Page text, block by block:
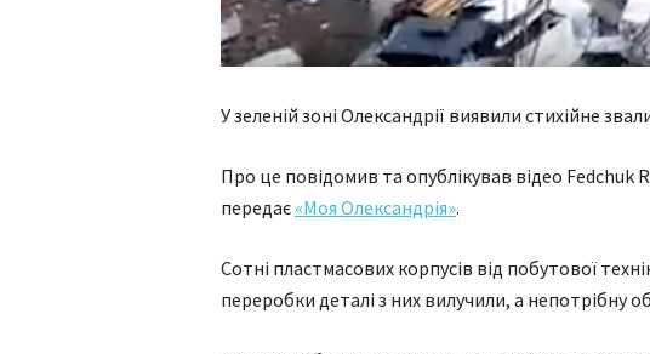
У зеленій зоні Олександрії виявили стихійне
Про це повідомив та опублікував відео Fedchuk
передає «Моя Олександрія».
Сотні пластмасових корпусів від побутової
переробки деталі з них вилучили, а непотрібну